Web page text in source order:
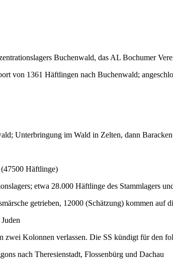
Buchenwald, das AL Bochumer
von 1361 Häftlingen nach Buchenwald;
Unterbringung im Wald in Zelten, dann
Häftlinge)
etwa 28.000 Häftlinge des Stammlagers
getrieben, 12000 (Schätzung) kommen auf
zwei Kolonnen verlassen. Die SS kündigt für den
nach Theresienstadt, Flossenbürg und Dachau